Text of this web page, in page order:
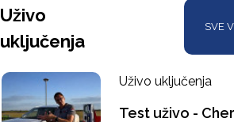
Uživo
uključenja
SVE
Uživo uključenja
Test uživo -